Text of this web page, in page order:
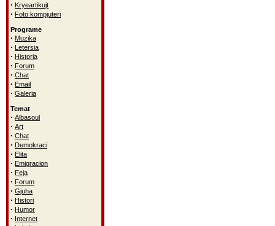
· Kryeartikujt
· Foto kompjuteri
Programe
· Muzika
· Letersia
· Historia
· Forum
· Chat
· Email
· Galeria
Temat
· Albasoul
· Art
· Chat
· Demokraci
· Elita
· Emigracion
· Feja
· Forum
· Gjuha
· Histori
· Humor
· Internet